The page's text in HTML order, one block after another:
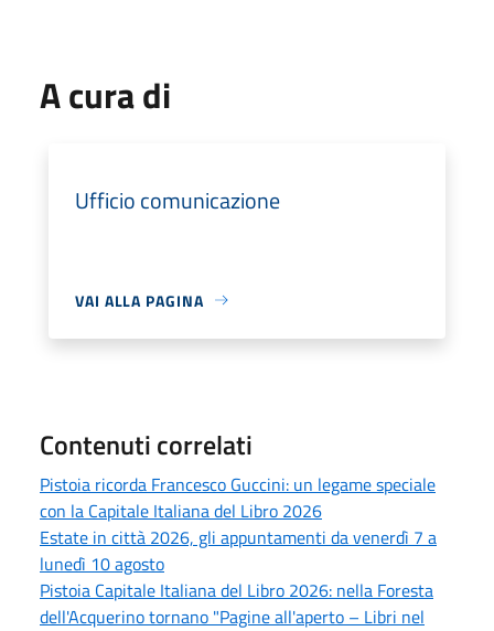
A cura di
Ufficio comunicazione
VAI ALLA PAGINA
Contenuti correlati
Pistoia ricorda Francesco Guccini: un legame speciale
con la Capitale Italiana del Libro 2026
Estate in città 2026, gli appuntamenti da venerdì 7 a
lunedì 10 agosto
Pistoia Capitale Italiana del Libro 2026: nella Foresta
dell'Acquerino tornano "Pagine all'aperto – Libri nel